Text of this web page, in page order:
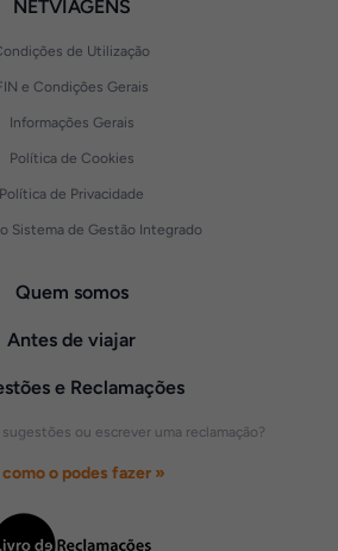
NETVIAGENS
de Utilização
e Condições Gerais
Informações Gerais
Política de Cookies
Política de Privacidade
Sistema de Gestão Integrado
Quem somos
Antes de viajar
e Reclamações
ou escrever uma reclamação?
como o podes fazer »